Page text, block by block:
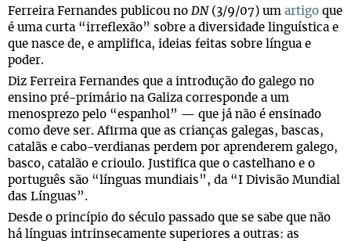
Ferreira Fernandes publicou no DN (3/9/07) um artigo que
é uma curta “irreflexão” sobre a diversidade linguística e
que nasce de, e amplifica, ideias feitas sobre língua e
poder.
Diz Ferreira Fernandes que a introdução do galego no
ensino pré-primário na Galiza corresponde a um
menosprezo pelo “espanhol” — que já não é ensinado
como deve ser. Afirma que as crianças galegas, bascas,
catalãs e cabo-verdianas perdem por aprenderem galego,
basco, catalão e crioulo. Justifica que o castelhano e o
português são “línguas mundiais”, da “I Divisão Mundial
das Línguas”.
Desde o princípio do século passado que se sabe que não
há línguas intrinsecamente superiores a outras: as